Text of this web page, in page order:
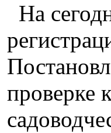
На
проверке